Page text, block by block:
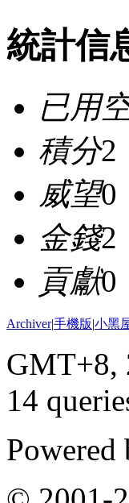
統計信
已用
積分2
威望0
金錢2
貢獻0
Archiver|手機版|小黑
GMT+8,
14
Powered